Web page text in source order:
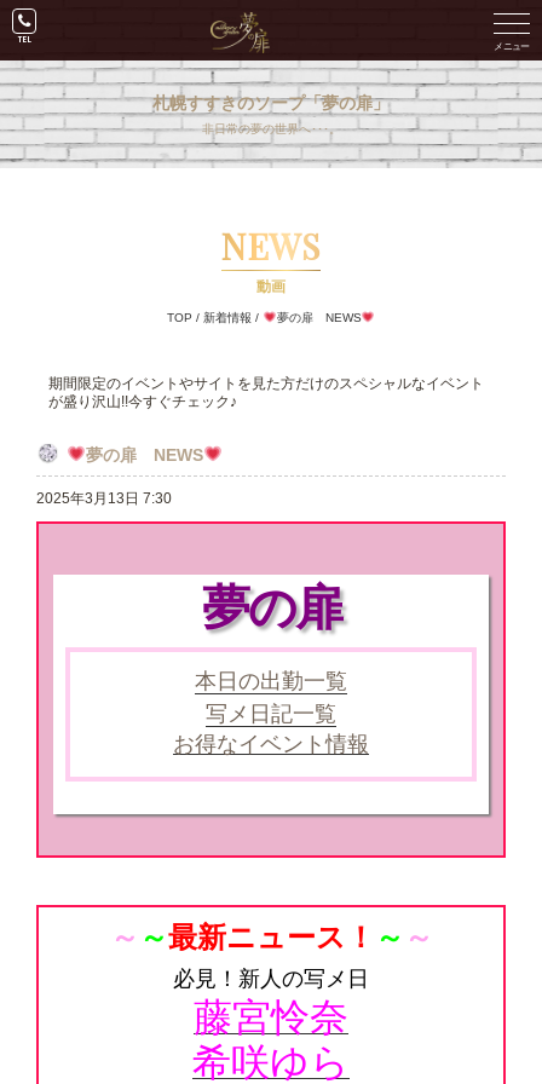
札幌すすきのソープ「夢の扉」
非日常の夢の世界へ･･･。
NEWS
動画
TOP /新着情報 / 夢の扉 NEWS
期間限定のイベントやサイトを見た方だけのスペシャルなイベント
が盛り沢山!!今すぐチェック♪
夢の扉 NEWS
2025年3月13日 7:30
夢の扉
本日の出勤一覧
写メ日記一覧
お得なイベント情報
～ ～最新ニュース！ ～ ～
必見！新人の写メ日
藤宮怜奈
希咲ゆら